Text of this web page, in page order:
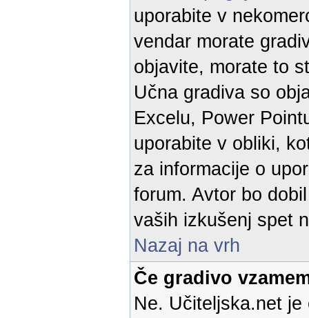
uporabite v
vendar morate
objavite, morate to
Učna gradiva so
Excelu, Power
uporabite v obliki,
za informacije o
forum. Avtor bo
vaših izkušenj spet
Nazaj na vrh
Če gradivo
Ne. Učiteljska.net